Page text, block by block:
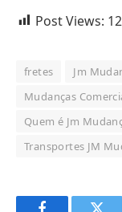
Post Views:
fretes Jm
Mudanças
Quem é Jm
Transportes JM